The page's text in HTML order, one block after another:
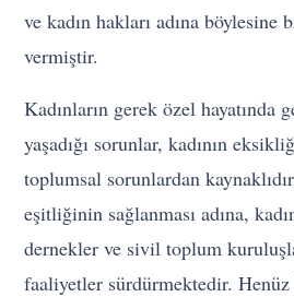
ve kadın hakları adına böylesine
vermiştir.
Kadınların gerek özel hayatında
yaşadığı sorunlar, kadının
toplumsal sorunlardan
eşitliğinin sağlanması adına,
dernekler ve sivil toplum
faaliyetler sürdürmektedir.